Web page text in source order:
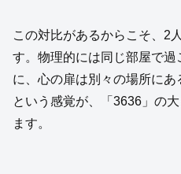
この対比があるからこそ、2
す。物理的には同じ部屋で
に、心の扉は別々の場所に
という感覚が、「3636」の
ます。